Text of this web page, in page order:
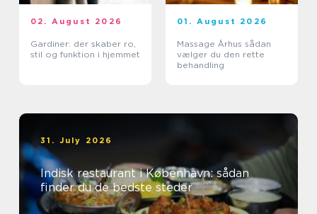
02. August 2026
Gardiner: der skaber ro,
stil og funktion i hjemmet
01. August 2026
Massage Århus sådan
vælger du den rette
behandling
31. July 2026
Indisk restaurant i København: sådan
finder du de bedste steder